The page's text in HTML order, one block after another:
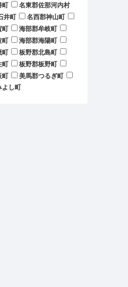
町
名東郡佐那河内村
井町
名西郡神山町
町
海部郡牟岐町
町
海部郡海陽町
町
板野郡北島町
町
板野郡板野町
町
美馬郡つるぎ町
よし町